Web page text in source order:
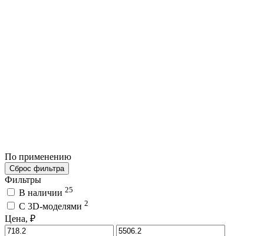
По применению
Сброс фильтра
Фильтры
В наличии 25
C 3D-моделями 2
Цена, ₽